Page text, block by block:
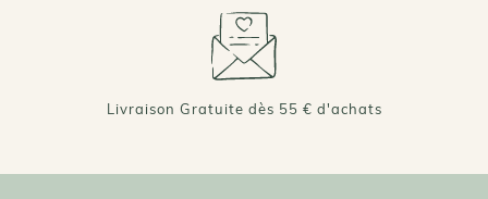
Livraison Gratuite dès 55 € d'achats